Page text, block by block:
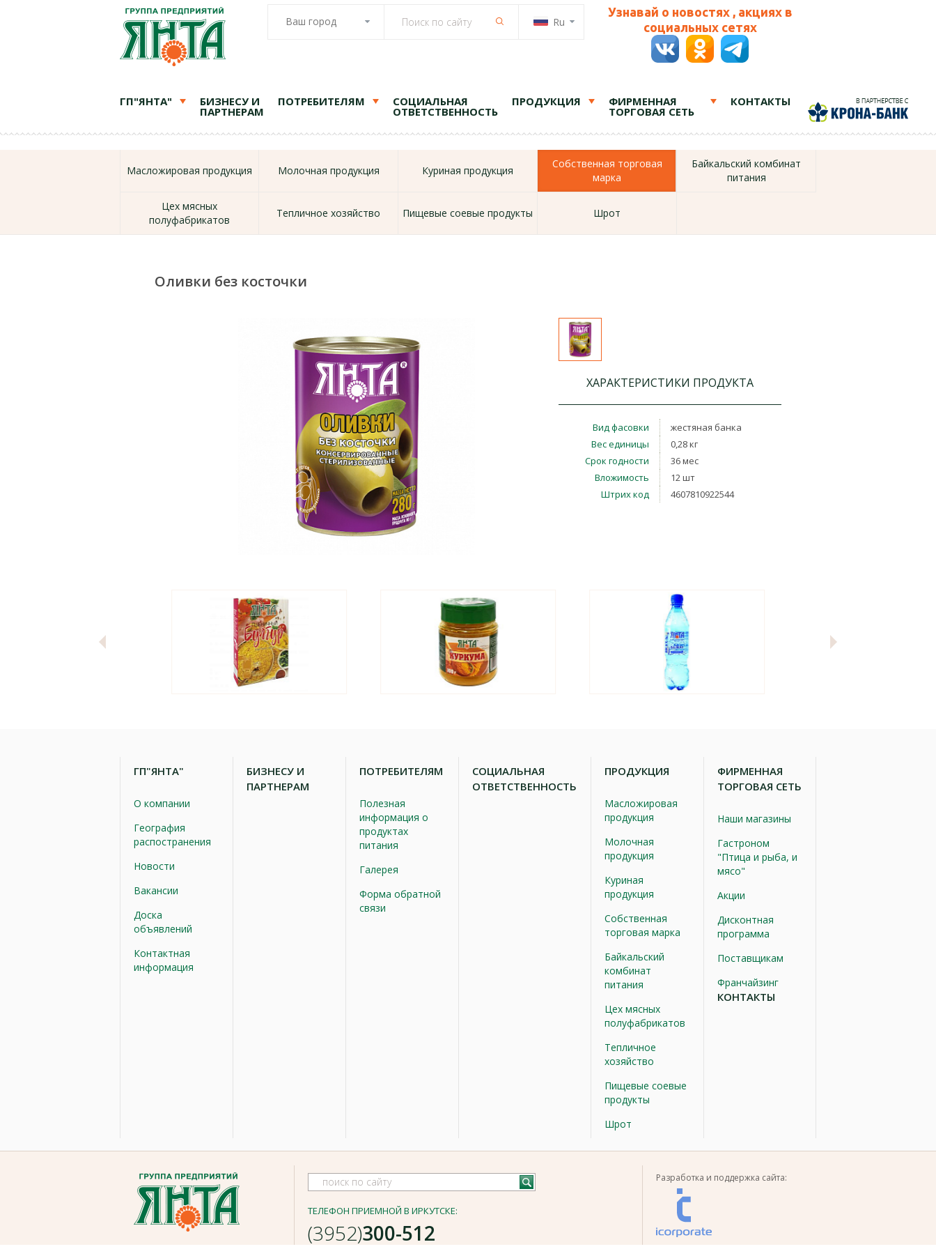
Ваш город Ru
Узнавай о новостях , акциях в
социальных сетях
ГП"ЯНТА" БИЗНЕСУ И
ПАРТНЕРАМ
ПОТРЕБИТЕЛЯМ СОЦИАЛЬНАЯ
ОТВЕТСТВЕННОСТЬ
ПРОДУКЦИЯ ФИРМЕННАЯ
ТОРГОВАЯ СЕТЬ
КОНТАКТЫ
Масложировая продукция Молочная продукция Куриная продукция
Собственная торговая
марка
Байкальский комбинат
питания
Цех мясных
полуфабрикатов
Тепличное хозяйство Пищевые соевые продукты Шрот
Оливки без косточки
ХАРАКТЕРИСТИКИ ПРОДУКТА
Вид фасовки
жестяная банка
Вес единицы
0,28 кг
Срок годности
36 мес
Вложимость
12 шт
Штрих код
4607810922544
ГП"ЯНТА"
О компании
География
распостранения
Новости
Вакансии
Доска
объявлений
Контактная
информация
БИЗНЕСУ И
ПАРТНЕРАМ
ПОТРЕБИТЕЛЯМ
Полезная
информация о
продуктах
питания
Галерея
Форма обратной
связи
СОЦИАЛЬНАЯ
ОТВЕТСТВЕННОСТЬ
ПРОДУКЦИЯ
Масложировая
продукция
Молочная
продукция
Куриная
продукция
Собственная
торговая марка
Байкальский
комбинат
питания
Цех мясных
полуфабрикатов
Тепличное
хозяйство
Пищевые соевые
продукты
Шрот
ФИРМЕННАЯ
ТОРГОВАЯ СЕТЬ
Наши магазины
Гастроном
"Птица и рыба, и
мясо"
Акции
Дисконтная
программа
Поставщикам
Франчайзинг
КОНТАКТЫ
ТЕЛЕФОН ПРИЕМНОЙ В ИРКУТСКЕ:
(3952)300-512
Разработка и поддержка сайта: